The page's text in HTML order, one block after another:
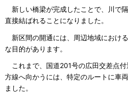
新しい橋梁が完成したことで、川で
直接結ばれることになりました。
新区間の開通には、周辺地域におけ
な目的があります。
これまで、国道201号の広田交差点
方線へ向かうには、特定のルートに車
ました。